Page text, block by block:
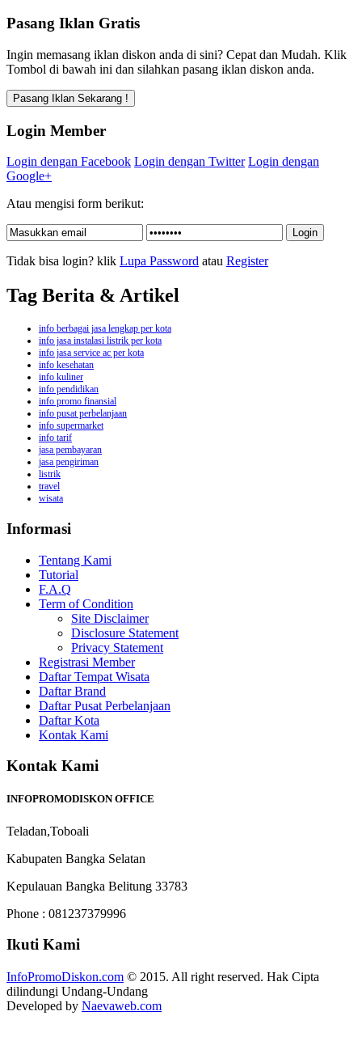
Pasang Iklan Gratis
Ingin memasang iklan diskon anda di sini? Cepat dan Mudah. Klik
Tombol di bawah ini dan silahkan pasang iklan diskon anda.
Login Member
Login dengan Facebook Login dengan Twitter Login dengan
Google+
Atau mengisi form berikut:
Tidak bisa login? klik Lupa Password atau Register
Tag Berita & Artikel
info berbagai jasa lengkap per kota
info jasa instalasi listrik per kota
info jasa service ac per kota
info kesehatan
info kuliner
info pendidikan
info promo finansial
info pusat perbelanjaan
info supermarket
info tarif
jasa pembayaran
jasa pengiriman
listrik
travel
wisata
Informasi
Tentang Kami
Tutorial
F.A.Q
Term of Condition
Site Disclaimer
Disclosure Statement
Privacy Statement
Registrasi Member
Daftar Tempat Wisata
Daftar Brand
Daftar Pusat Perbelanjaan
Daftar Kota
Kontak Kami
Kontak Kami
INFOPROMODISKON OFFICE
Teladan,Toboali
Kabupaten Bangka Selatan
Kepulauan Bangka Belitung 33783
Phone : 081237379996
Ikuti Kami
InfoPromoDiskon.com © 2015. All right reserved. Hak Cipta
dilindungi Undang-Undang
Developed by Naevaweb.com